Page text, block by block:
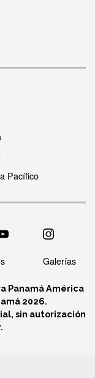
Pacífico
Galerías
Panamá América
2026.
sin autorización